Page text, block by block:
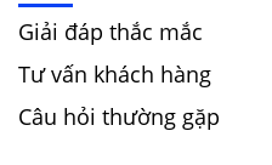
Giải đáp thắc mắc
Tư vấn khách hàng
Câu hỏi thường gặp